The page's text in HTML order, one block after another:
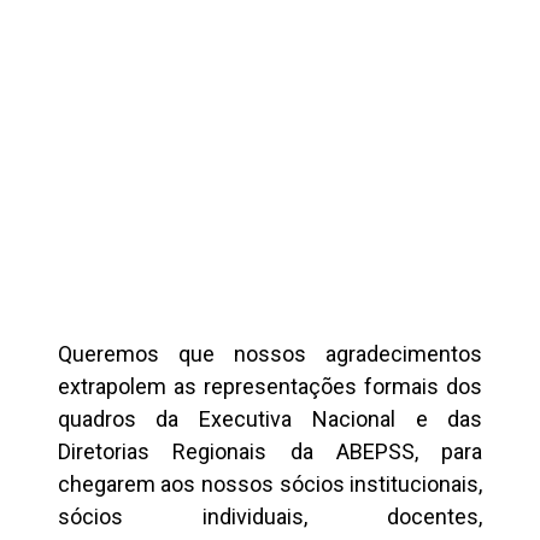
Queremos que nossos agradecimentos
extrapolem as representações formais dos
quadros da Executiva Nacional e das
Diretorias Regionais da ABEPSS, para
chegarem aos nossos sócios institucionais,
sócios individuais, docentes,